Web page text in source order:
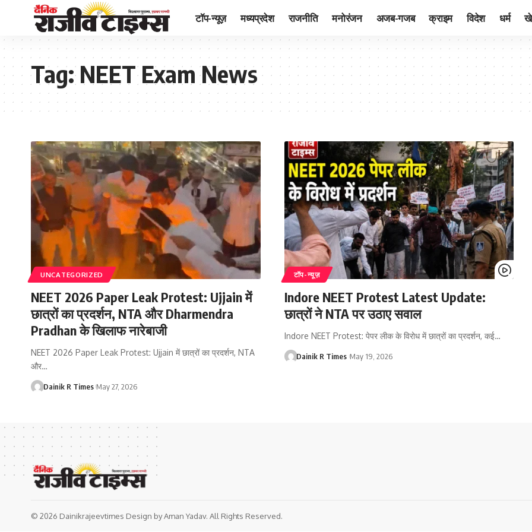
टॉप-न्यूज़ मध्यप्रदेश राजनीति मनोरंजन अजब-गजब क्राइम विदेश धर्म
Tag:NEET Exam News
UNCATEGORIZED
NEET 2026 Paper Leak Protest: Ujjain में
छात्रों का प्रदर्शन, NTA और Dharmendra
Pradhan के खिलाफ नारेबाजी
NEET 2026 Paper Leak Protest: Ujjain में छात्रों का प्रदर्शन, NTA
और…
Dainik R Times May 27, 2026
टॉप-न्यूज़
Indore NEET Protest Latest Update:
छात्रों ने NTA पर उठाए सवाल
Indore NEET Protest: पेपर लीक के विरोध में छात्रों का प्रदर्शन, कई…
Dainik R Times May 19, 2026
© 2026 Dainikrajeevtimes Design by Aman Yadav. All Rights Reserved.